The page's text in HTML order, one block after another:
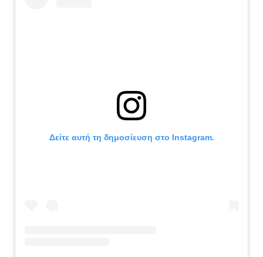
Δείτε αυτή τη δημοσίευση στο Instagram.